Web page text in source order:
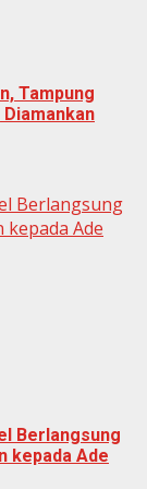
Tampung
Berlangsung
kepada Ade
Berlangsung
kepada Ade